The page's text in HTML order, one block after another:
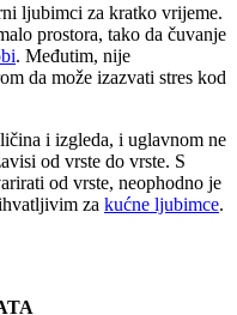
ljubimci za kratko vrijeme.
prostora, tako da čuvanje
. Međutim, nije
da može izazvati stres kod
i izgleda, i uglavnom ne
od vrste do vrste. S
od vrste, neophodno je
za kućne ljubimce.